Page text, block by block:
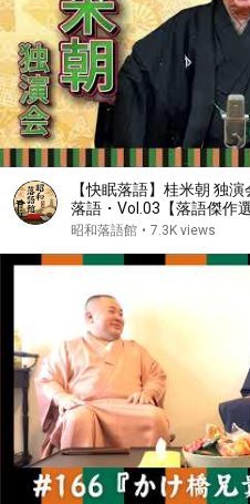
【快眠落語】桂米朝 独
落語・Vol.03【落語傑作選
昭和落語館 • 7.3K views